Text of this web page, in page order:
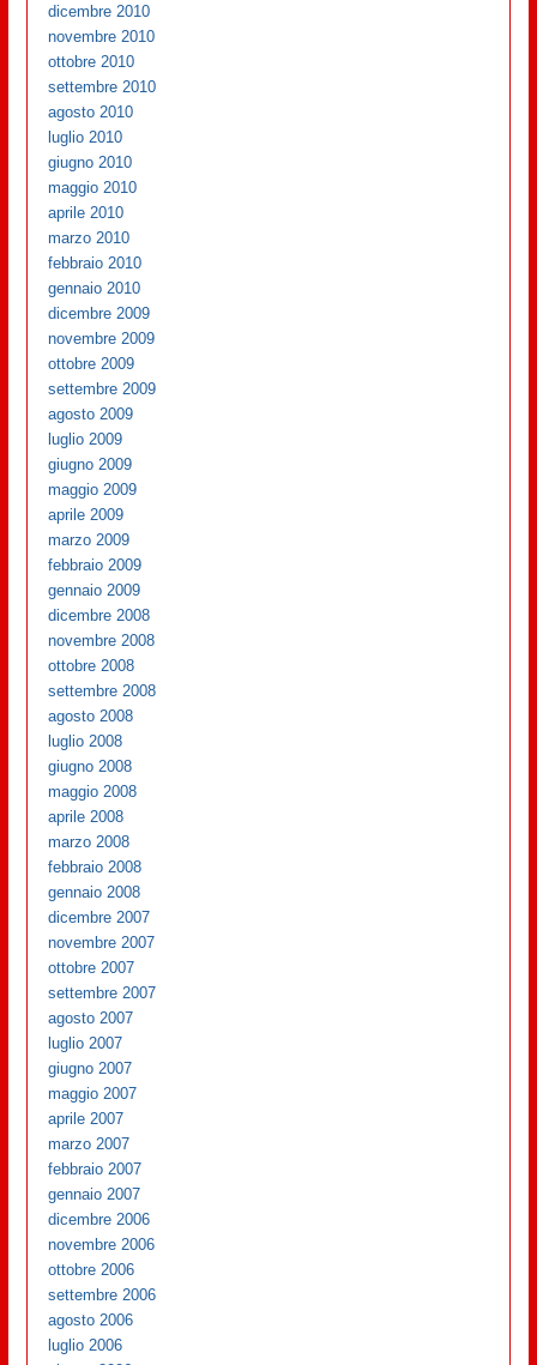
dicembre 2010
novembre 2010
ottobre 2010
settembre 2010
agosto 2010
luglio 2010
giugno 2010
maggio 2010
aprile 2010
marzo 2010
febbraio 2010
gennaio 2010
dicembre 2009
novembre 2009
ottobre 2009
settembre 2009
agosto 2009
luglio 2009
giugno 2009
maggio 2009
aprile 2009
marzo 2009
febbraio 2009
gennaio 2009
dicembre 2008
novembre 2008
ottobre 2008
settembre 2008
agosto 2008
luglio 2008
giugno 2008
maggio 2008
aprile 2008
marzo 2008
febbraio 2008
gennaio 2008
dicembre 2007
novembre 2007
ottobre 2007
settembre 2007
agosto 2007
luglio 2007
giugno 2007
maggio 2007
aprile 2007
marzo 2007
febbraio 2007
gennaio 2007
dicembre 2006
novembre 2006
ottobre 2006
settembre 2006
agosto 2006
luglio 2006